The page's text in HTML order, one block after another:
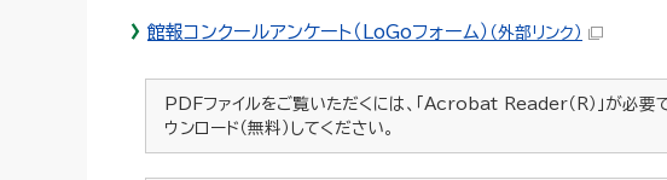
館報コンクールアンケート（LoGoフォーム） （外部リンク）
PDFファイルをご覧いただくには、「Acrobat Reader（R）」が必要
ウンロード（無料）してください。